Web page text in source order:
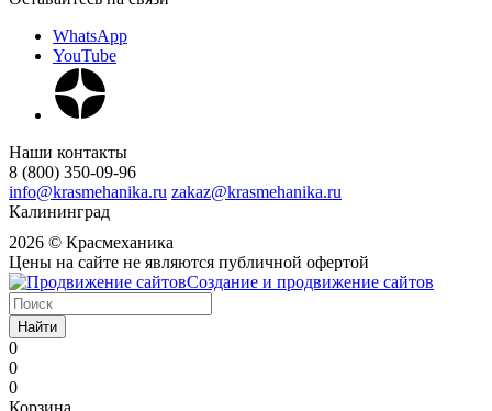
WhatsApp
YouTube
Наши контакты
8 (800) 350-09-96
info@krasmehanika.ru zakaz@krasmehanika.ru
Калининград
2026 © Красмеханика
Цены на сайте не являются публичной офертой
Создание и продвижение сайтов
Найти
0
0
0
Корзина